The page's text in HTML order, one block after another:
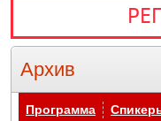
Архив
Архив
Программа